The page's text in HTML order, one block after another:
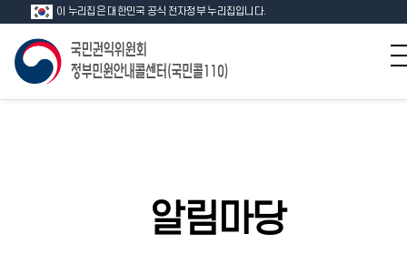
이 누리집은 대한민국 공식 전자정부 누리집입니다.
알림마당